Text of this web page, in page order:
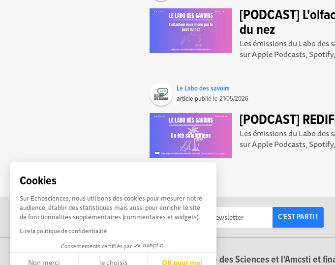
Cookies
Sur Echosciences, nous utilisons des cookies pour mesurer notre
audience, établir des statistiques mais aussi pour enrichir le site
de fonctionnalités supplémentaires (commentaires et widgets).
Lire la politique de confidentialité
Consentements certifiés par
Non merci Je choisis OK pour moi
[PODCAST]
du nez
Les émissions du Labo des
sur Apple Podcasts ,
Le Labo des savoirs
article publié le21/05/2026
[PODCAST]
Les émissions du Labo des
sur Apple Podcasts ,
C'EST PARTI !
Propulsé par Terre des Sciences et l'Amcsti et